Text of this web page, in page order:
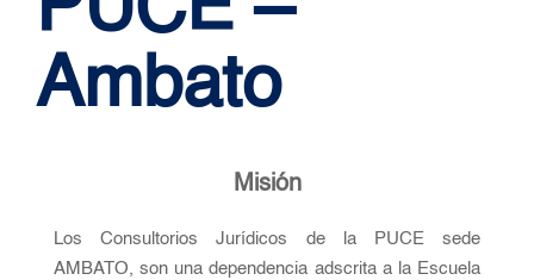
Ambato
Misión
Los Consultorios Jurídicos de la PUCE sede
AMBATO, son una dependencia adscrita a la Escuela